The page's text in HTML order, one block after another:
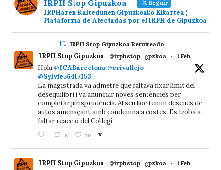
IRPH Stop Gipuzkoa Seguir
IRPHaren Kaltedunen Gipuzkoako Elkartea ¦
Plataforma de Afectadas por el IRPH de Gipuzkoa
IRPH Stop Gipuzkoa Retuiteado
IRPH Stop Gipuzkoa @irphstop_gpzkoa · 1 Feb
Hola @ICABarcelona @crivallejo
@Sylvie56417153
La magistrada va admetre que faltava fixar límit del
desequilibri i va anunciar noves sentències per
completar jurisprudència. Al seu lloc tenim desenes de
autos amenaçant amb condemna a costes. Es troba a
faltar reacció del Col·legi
8 19 X
IRPH Stop Gipuzkoa @irphstop_gpzkoa · 1 Feb